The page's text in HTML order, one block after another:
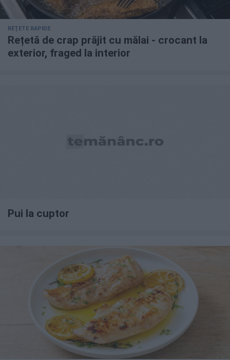
REȚETE RAPIDE
Rețetă de crap prăjit cu mălai - crocant la
exterior, fraged la interior
Pui la cuptor